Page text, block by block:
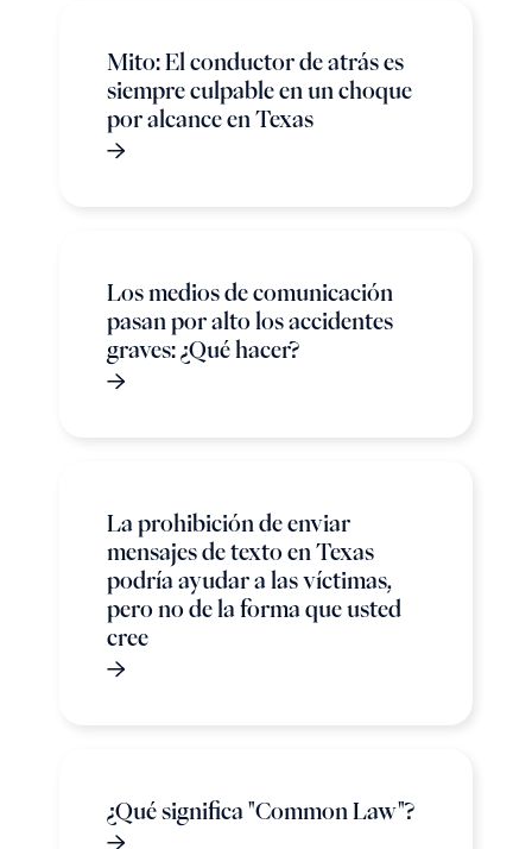
Mito: El conductor de atrás es
siempre culpable en un choque
por alcance en Texas
Los medios de comunicación
pasan por alto los accidentes
graves: ¿Qué hacer?
La prohibición de enviar
mensajes de texto en Texas
podría ayudar a las víctimas,
pero no de la forma que usted
cree
¿Qué significa "Common Law"?